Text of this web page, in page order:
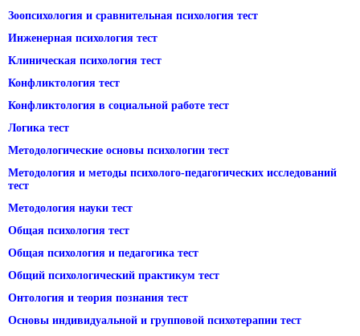
Зоопсихология и сравнительная психология тест
Инженерная психология тест
Клиническая психология тест
Конфликтология тест
Конфликтология в социальной работе тест
Логика тест
Методологические основы психологии тест
Методология и методы психолого-педагогических исследований
тест
Методология науки тест
Общая психология тест
Общая психология и педагогика тест
Общий психологический практикум тест
Онтология и теория познания тест
Основы индивидуальной и групповой психотерапии тест